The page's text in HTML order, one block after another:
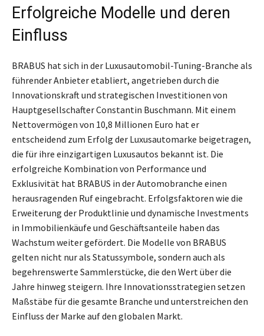
Erfolgreiche Modelle und deren
Einfluss
BRABUS hat sich in der Luxusautomobil-Tuning-Branche als
führender Anbieter etabliert, angetrieben durch die
Innovationskraft und strategischen Investitionen von
Hauptgesellschafter Constantin Buschmann. Mit einem
Nettovermögen von 10,8 Millionen Euro hat er
entscheidend zum Erfolg der Luxusautomarke beigetragen,
die für ihre einzigartigen Luxusautos bekannt ist. Die
erfolgreiche Kombination von Performance und
Exklusivität hat BRABUS in der Automobranche einen
herausragenden Ruf eingebracht. Erfolgsfaktoren wie die
Erweiterung der Produktlinie und dynamische Investments
in Immobilienkäufe und Geschäftsanteile haben das
Wachstum weiter gefördert. Die Modelle von BRABUS
gelten nicht nur als Statussymbole, sondern auch als
begehrenswerte Sammlerstücke, die den Wert über die
Jahre hinweg steigern. Ihre Innovationsstrategien setzen
Maßstäbe für die gesamte Branche und unterstreichen den
Einfluss der Marke auf den globalen Markt.